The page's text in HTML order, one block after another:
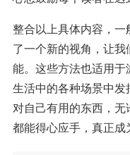
整合以上具体内容，
了一个新的视角，让
能。这些方法也适用
生活中的各种场景中
对自己有用的东西，无
都能得心应手，真正成